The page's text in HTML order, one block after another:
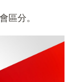
區分。